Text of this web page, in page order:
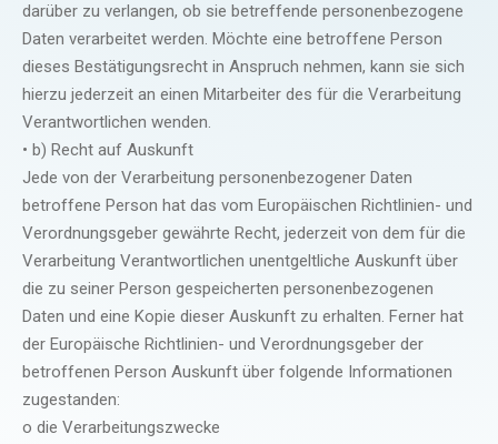
darüber zu verlangen, ob sie betreffende personenbezogene
Daten verarbeitet werden. Möchte eine betroffene Person
dieses Bestätigungsrecht in Anspruch nehmen, kann sie sich
hierzu jederzeit an einen Mitarbeiter des für die Verarbeitung
Verantwortlichen wenden.
• b) Recht auf Auskunft
Jede von der Verarbeitung personenbezogener Daten
betroffene Person hat das vom Europäischen Richtlinien- und
Verordnungsgeber gewährte Recht, jederzeit von dem für die
Verarbeitung Verantwortlichen unentgeltliche Auskunft über
die zu seiner Person gespeicherten personenbezogenen
Daten und eine Kopie dieser Auskunft zu erhalten. Ferner hat
der Europäische Richtlinien- und Verordnungsgeber der
betroffenen Person Auskunft über folgende Informationen
zugestanden:
o die Verarbeitungszwecke